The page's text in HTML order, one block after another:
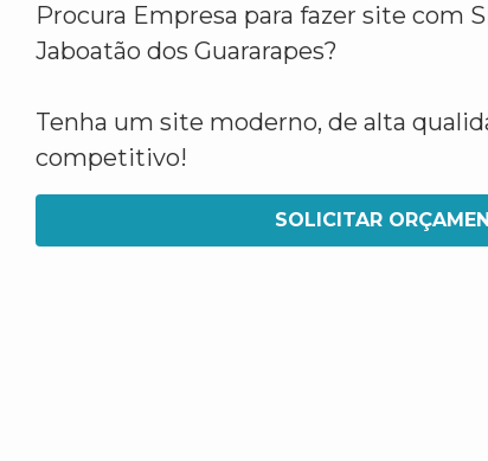
Procura Empresa para fazer site com
Jaboatão dos Guararapes?
Tenha um site moderno, de alta
competitivo!
SOLICITAR